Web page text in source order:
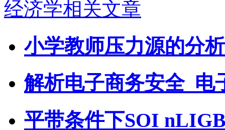
经济学相关文章
小学教师压力源的分
解析电子商务安全_电
平带条件下SOI